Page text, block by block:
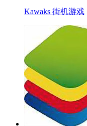
Kawaks 街机游戏